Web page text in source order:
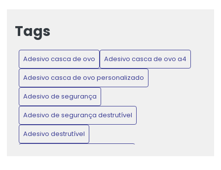
como utilizar
Adesivo Casca de Ovo: Inovação para Projetos
Criativos e Práticos
Adesivo Casca de Ovo: Proteja Produtos e Ganhe
Confiança do Consumidor
Adesivo Casca de Ovo: Transforme Seus Projetos de
Artesanato e Decoração
Tags
Adesivo casca de ovo
Adesivo casca de ovo a4
Adesivo casca de ovo personalizado
Adesivo de segurança
Adesivo de segurança destrutível
Adesivo destrutível